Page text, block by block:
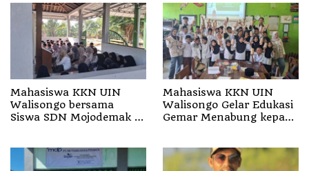
Mahasiswa KKN UIN
Walisongo bersama
Siswa SDN Mojodemak 3
Mahasiswa KKN UIN
Walisongo Gelar Edukasi
Gemar Menabung kepada